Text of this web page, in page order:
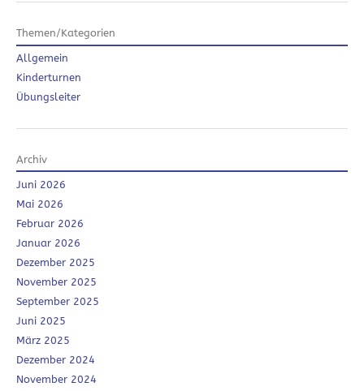
Themen/Kategorien
Allgemein
Kinderturnen
Übungsleiter
Archiv
Juni 2026
Mai 2026
Februar 2026
Januar 2026
Dezember 2025
November 2025
September 2025
Juni 2025
März 2025
Dezember 2024
November 2024